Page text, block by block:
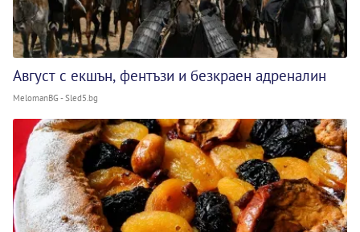
Август с екшън, фентъзи и безкраен адреналин
MelomanBG - Sled5.bg